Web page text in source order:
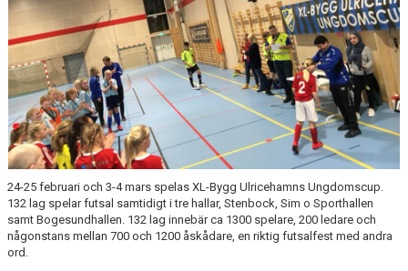
INTEGRITETSPOLICY
WEBSHOP
24-25 februari och 3-4 mars spelas XL-Bygg Ulricehamns Ungdomscup.
132 lag spelar futsal samtidigt i tre hallar, Stenbock, Sim o Sporthallen
samt Bogesundhallen. 132 lag innebär ca 1300 spelare, 200 ledare och
någonstans mellan 700 och 1200 åskådare, en riktig futsalfest med andra
ord.